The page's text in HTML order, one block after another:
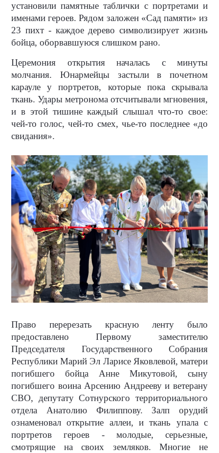
установили памятные таблички с портретами и
именами героев. Рядом заложен «Сад памяти» из
23 пихт - каждое дерево символизирует жизнь
бойца, оборвавшуюся слишком рано.
Церемония открытия началась с минуты
молчания. Юнармейцы застыли в почетном
карауле у портретов, которые пока скрывала
ткань. Удары метронома отсчитывали мгновения,
и в этой тишине каждый слышал что-то свое:
чей-то голос, чей-то смех, чье-то последнее «до
свидания».
Право перерезать красную ленту было
предоставлено Первому заместителю
Председателя Государственного Собрания
Республики Марий Эл Ларисе Яковлевой, матери
погибшего бойца Анне Микутовой, сыну
погибшего воина Арсению Андрееву и ветерану
СВО, депутату Сотнурского территориального
отдела Анатолию Филиппову. Залп орудий
ознаменовал открытие аллеи, и ткань упала с
портретов героев - молодые, серьезные,
смотрящие на своих земляков. Многие не